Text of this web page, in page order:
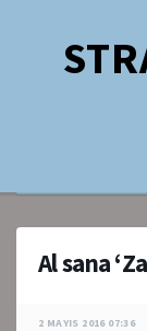
Al sana
2 MAYIS 2016 07:36